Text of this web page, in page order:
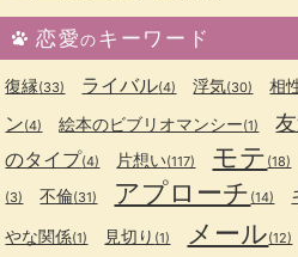
恋愛のキーワード
復縁(33) ライバル(4) 浮気(30) 相
ン(4) 絵本のビブリオマンシー(1)
のタイプ(4) 片想い(117) モテ (18)
(3) 不倫(31) アプローチ (14)
やな関係(1) 見切り (1) メール(12)